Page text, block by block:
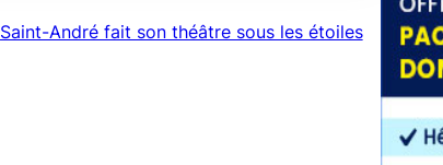
Saint-André fait son théâtre sous les étoiles